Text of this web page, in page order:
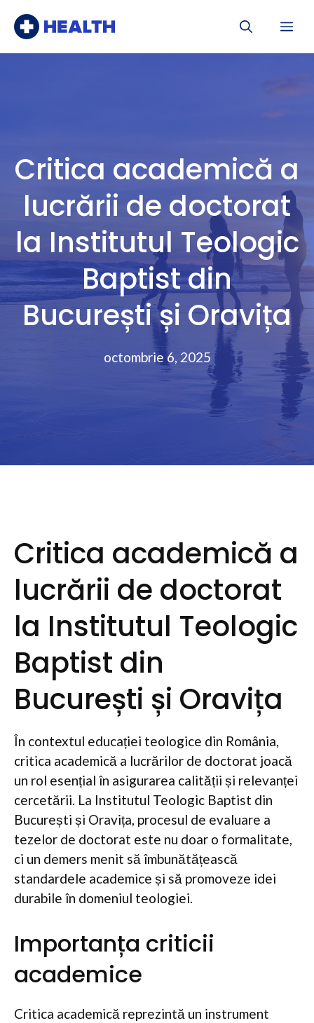
Critica academică a
lucrării de doctorat
la Institutul Teologic
Baptist din
București și Oravița
octombrie 6, 2025
Critica academică a
lucrării de doctorat
la Institutul Teologic
Baptist din
București și Oravița
În contextul educației teologice din România,
critica academică a lucrărilor de doctorat joacă
un rol esențial în asigurarea calității și relevanței
cercetării. La Institutul Teologic Baptist din
București și Oravița, procesul de evaluare a
tezelor de doctorat este nu doar o formalitate,
ci un demers menit să îmbunătățească
standardele academice și să promoveze idei
durabile în domeniul teologiei.
Importanța criticii
academice
Critica academică reprezintă un instrument